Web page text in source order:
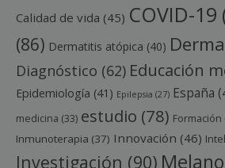
Calidad de vida (45) COVID-19
(86) Dermatitis atópica (40)
Diagnóstico (62) Educación
Epidemiología (41) Epilepsia (27) España
medicina (33) estudio (78) Formación
Inmunoterapia (37) Innovación (46)
Investigación (90)